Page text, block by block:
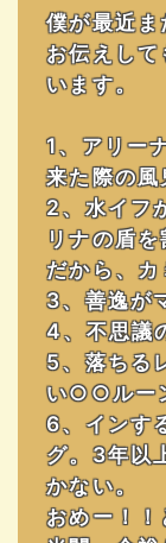
僕が最近
お伝えし
います。
1、アリー
来た際の風
2、水イフ
リナの盾を
だから、カ
3、善逸が
4、不思議
5、落ちる
い○○ルー
6、インす
グ。3年以
かない。
おめー！